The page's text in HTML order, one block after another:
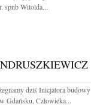
spnb Witolda...
dziś Inicjatora budowy
Gdańsku, Człowieka...